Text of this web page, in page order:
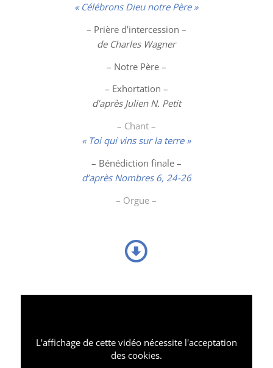
« Célébrons Dieu notre Père »
– Prière d’intercession –
de Charles Wagner
– Notre Père –
– Exhortation –
d’après Julien N. Petit
– Chant –
« Toi qui vins sur la terre »
– Bénédiction finale –
d’après Nombres 6, 24-26
– Orgue –
L'affichage de cette vidéo nécessite l'acceptation
des cookies.